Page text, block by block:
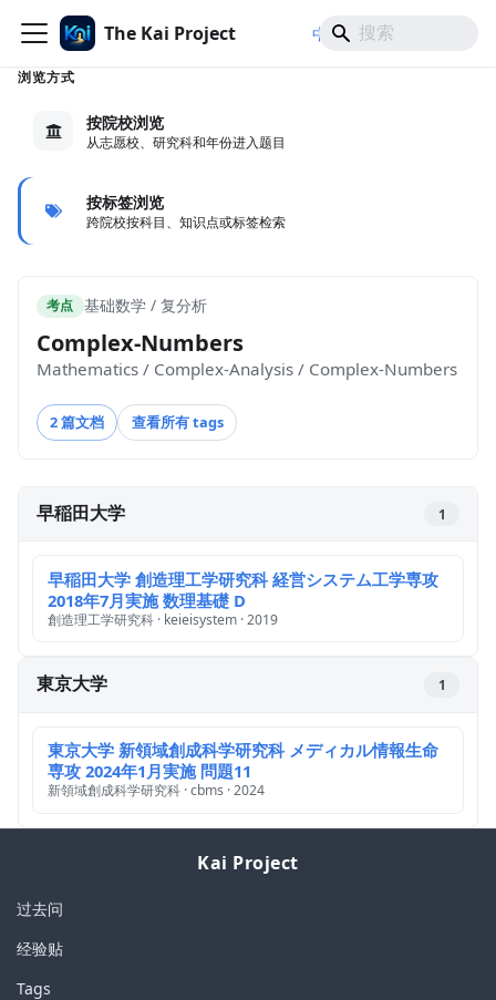
The Kai Project 中文/ 日本語
浏览方式
按院校浏览
从志愿校、研究科和年份进入题目
按标签浏览
跨院校按科目、知识点或标签检索
考点 基础数学 / 复分析
Complex-Numbers
Mathematics / Complex-Analysis / Complex-Numbers
2 篇文档 查看所有 tags
早稲田大学 1
早稲田大学 創造理工学研究科 経営システム工学専攻
2018年7月実施 数理基礎 D
創造理工学研究科 · keieisystem · 2019
東京大学 1
東京大学 新領域創成科学研究科 メディカル情報生命
専攻 2024年1月実施 問題11
新領域創成科学研究科 · cbms · 2024
Kai Project
过去问
经验贴
Tags